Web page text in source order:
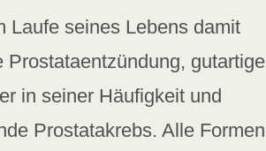
Laufe seines Lebens damit
gutartige
in seiner Häufigkeit und
Prostatakrebs. Alle Formen